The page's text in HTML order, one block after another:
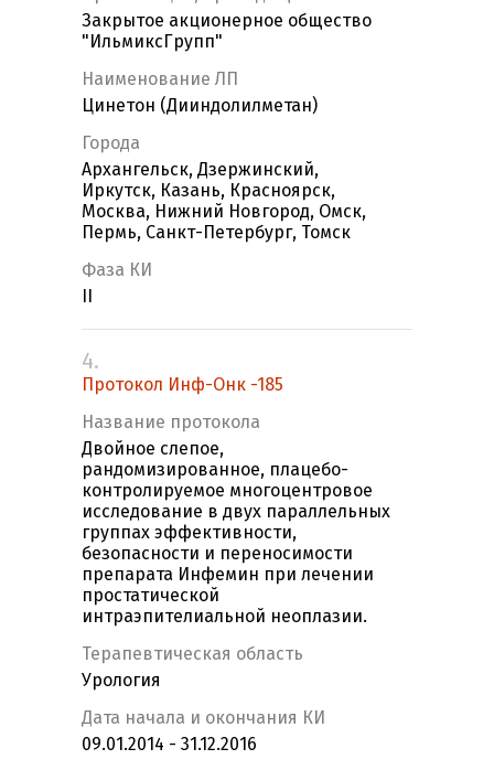
Закрытое акционерное общество
"ИльмиксГрупп"
Наименование ЛП
Цинетон (Дииндолилметан)
Города
Архангельск, Дзержинский,
Иркутск, Казань, Красноярск,
Москва, Нижний Новгород, Омск,
Пермь, Санкт-Петербург, Томск
Фаза КИ
4.
Протокол Инф-Онк -185
Название протокола
Двойное слепое,
рандомизированное, плацебо-
контролируемое многоцентровое
исследование в двух параллельных
группах эффективности,
безопасности и переносимости
препарата Инфемин при лечении
простатической
интраэпителиальной неоплазии.
Терапевтическая область
Урология
Дата начала и окончания КИ
09.01.2014 - 31.12.2016